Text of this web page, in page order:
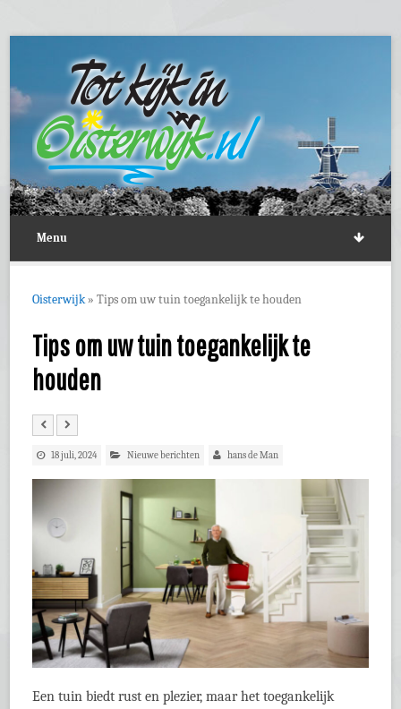
Menu
Oisterwijk»Tips om uw tuin toegankelijk te houden
Tips om uw tuin toegankelijk te
houden
18 juli, 2024 Nieuwe berichten hans de Man
Een tuin biedt rust en plezier, maar het toegankelijk